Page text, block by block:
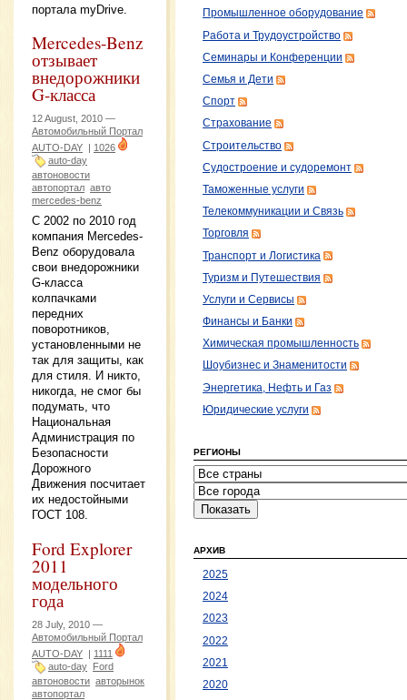
портала myDrive.
Mercedes-Benz
отзывает
внедорожники
G-класса
12 August, 2010 —
Автомобильный Портал
AUTO-DAY
1026
auto-day
автоновости
автопортал авто
mercedes-benz
C 2002 по 2010 год
компания Mercedes-
Benz оборудовала
свои внедорожники
G-класса
колпачками
передних
поворотников,
установленными не
так для защиты, как
для стиля. И никто,
никогда, не смог бы
подумать, что
Национальная
Администрация по
Безопасности
Дорожного
Движения посчитает
их недостойными
ГОСТ 108.
Ford Explorer
2011
модельного
года
28 July, 2010 —
Автомобильный Портал
AUTO-DAY | 1111
auto-day Ford
автоновости авторынок
автопортал
Промышленное оборудование
Работа и Трудоустройство
Семинары и Конференции
Семья и Дети
Спорт
Страхование
Строительство
Судостроение и судоремонт
Таможенные услуги
Телекоммуникации и Связь
Торговля
Транспорт и Логистика
Туризм и Путешествия
Услуги и Сервисы
Финансы и Банки
Химическая промышленность
Шоубизнес и Знаменитости
Энергетика, Нефть и Газ
Юридические услуги
РЕГИОНЫ
АРХИВ
2025
2024
2023
2022
2021
2020